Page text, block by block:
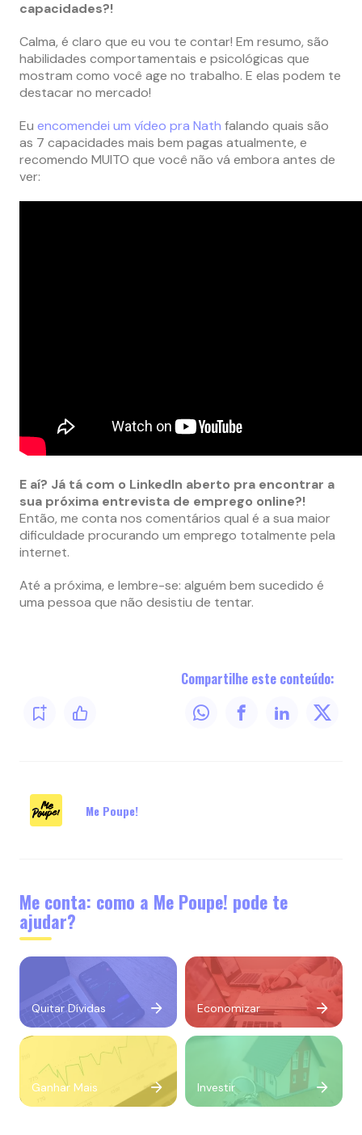
capacidades?!
Calma, é claro que eu vou te contar! Em resumo, são
habilidades comportamentais e psicológicas que
mostram como você age no trabalho. E elas podem te
destacar no mercado!
Eu encomendei um vídeo pra Nath falando quais são
as 7 capacidades mais bem pagas atualmente, e
recomendo MUITO que você não vá embora antes de
ver:
E aí? Já tá com o LinkedIn aberto pra encontrar a
sua próxima entrevista de emprego online?!
Então, me conta nos comentários qual é a sua maior
dificuldade procurando um emprego totalmente pela
internet.
Até a próxima, e lembre-se: alguém bem sucedido é
uma pessoa que não desistiu de tentar.
Compartilhe este conteúdo:
Me Poupe!
Me conta: como a Me Poupe! pode te
ajudar?
Quitar Dívidas Economizar
Ganhar Mais Investir